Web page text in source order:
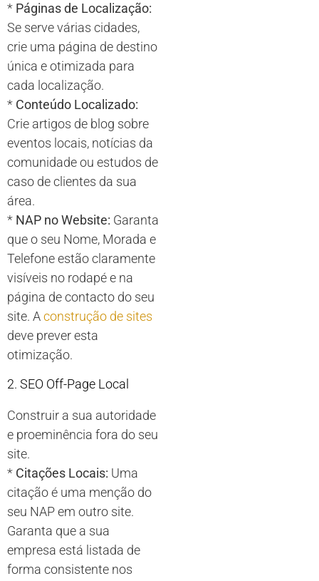
* Páginas de Localização:
Se serve várias cidades,
crie uma página de destino
única e otimizada para
cada localização.
* Conteúdo Localizado:
Crie artigos de blog sobre
eventos locais, notícias da
comunidade ou estudos de
caso de clientes da sua
área.
* NAP no Website: Garanta
que o seu Nome, Morada e
Telefone estão claramente
visíveis no rodapé e na
página de contacto do seu
site. Aconstrução de sites
deve prever esta
otimização.
2. SEO Off-Page Local
Construir a sua autoridade
e proeminência fora do seu
site.
* Citações Locais: Uma
citação é uma menção do
seu NAP em outro site.
Garanta que a sua
empresa está listada de
forma consistente nos